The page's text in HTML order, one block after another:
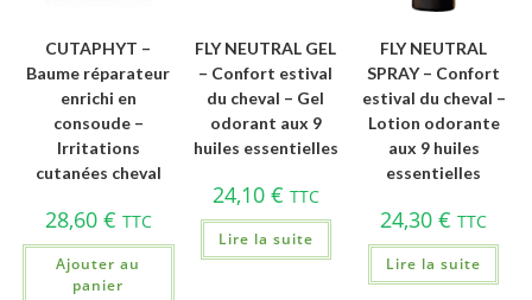
CUTAPHYT –
Baume réparateur
enrichi en
consoude –
Irritations
cutanées cheval
28,60 € TTC
Ajouter au
panier
FLY NEUTRAL GEL
– Confort estival
du cheval – Gel
odorant aux 9
huiles essentielles
24,10 € TTC
Lire la suite
FLY NEUTRAL
SPRAY – Confort
estival du cheval –
Lotion odorante
aux 9 huiles
essentielles
24,30€ TTC
Lire la suite